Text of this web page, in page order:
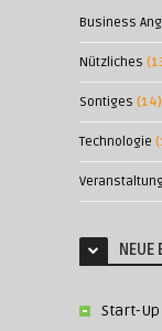
Business
Nützliches
Sontiges (14)
Technologie
NEUE
Start-